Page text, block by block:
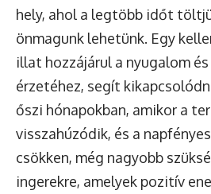
hely, ahol a legtöbb időt
önmagunk lehetünk. Egy
illat hozzájárul a nyugalom
érzetéhez, segít
őszi hónapokban, amikor a
visszahúzódik, és a
csökken, még nagyobb
ingerekre, amelyek pozitív